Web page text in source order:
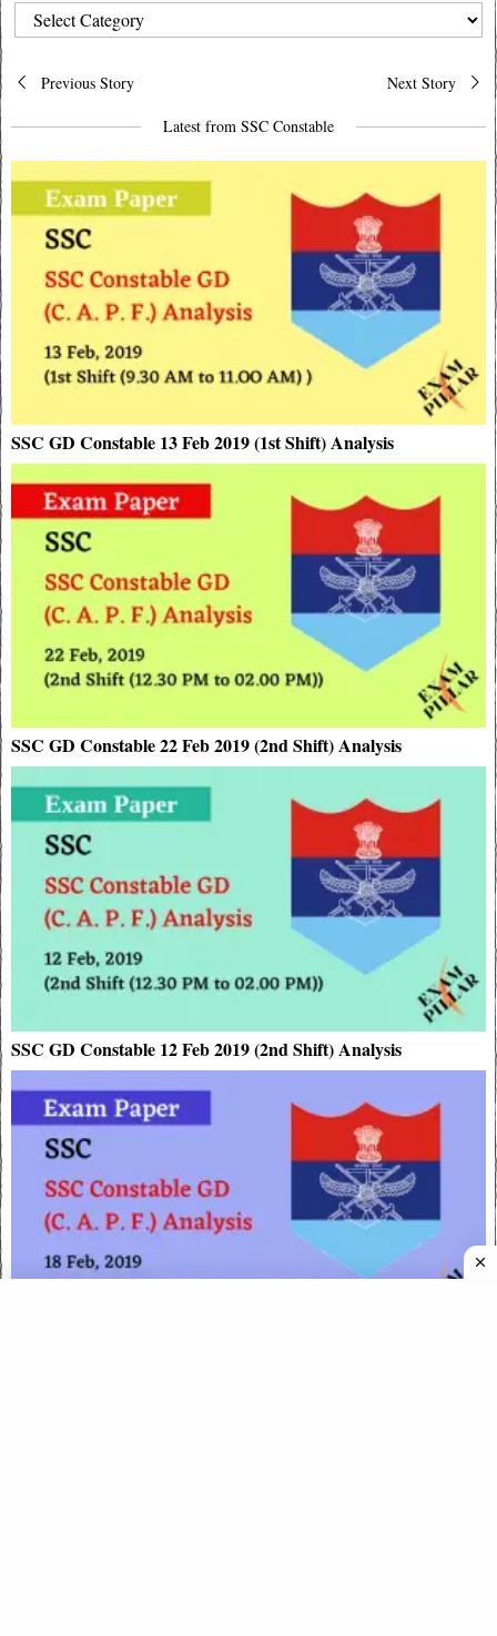
CATEGORIES
Post
navigation
Previous Story Next Story
Latest from SSC Constable
SSC GD Constable 13 Feb 2019 (1st Shift) Analysis
SSC GD Constable 22 Feb 2019 (2nd Shift) Analysis
SSC GD Constable 12 Feb 2019 (2nd Shift) Analysis